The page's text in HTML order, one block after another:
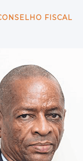
FISCAL